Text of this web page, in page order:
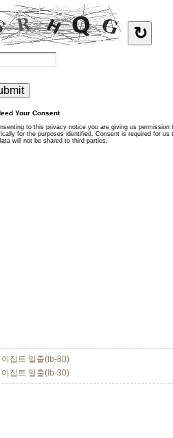
이집트 일출(lb-80)
이집트 일출(lb-30)